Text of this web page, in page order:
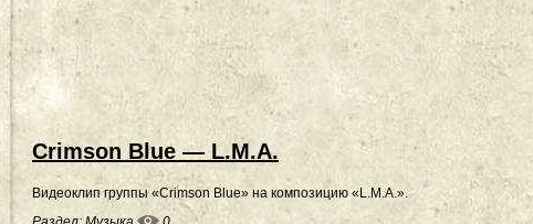
Crimson Blue — L.M.A.
Видеоклип группы «Crimson Blue» на композицию «L.M.A.».